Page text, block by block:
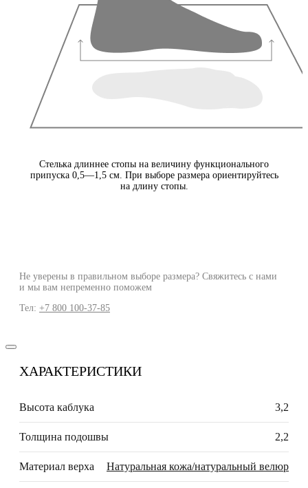
Стелька длиннее стопы на величину функционального
припуска 0,5—1,5 см. При выборе размера ориентируйтесь
на длину стопы.
Не уверены в правильном выборе размера? Свяжитесь с нами
и мы вам непременно поможем
Тел: +7 800 100-37-85
ХАРАКТЕРИСТИКИ
Высота каблука 3,2
Толщина подошвы 2,2
Материал верха Натуральная кожа/натуральный велюр